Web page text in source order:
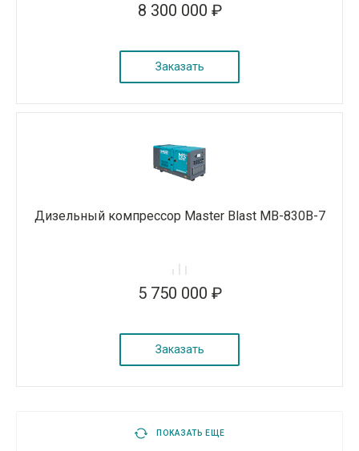
8 300 000 ₽
Заказать
Дизельный компрессор Master Blast MB-830B-7
5 750 000 ₽
Заказать
ПОКАЗАТЬ ЕЩЕ